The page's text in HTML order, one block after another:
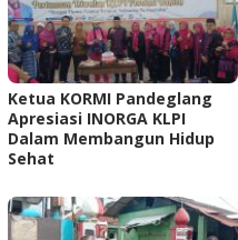
Ketua KORMI Pandeglang
Apresiasi INORGA KLPI
Dalam Membangun Hidup
Sehat